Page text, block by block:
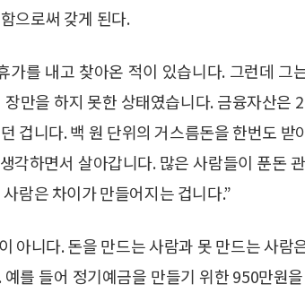
으로써 갖게 된다.
가를 내고 찾아온 적이 있습니다. 그런데
장만을 하지 못한 상태였습니다. 금융자산은
겁니다. 백 원 단위의 거스름돈을 한번도
각하면서 살아갑니다. 많은 사람들이 푼돈
람은 차이가 만들어지는 겁니다.”
아니다. 돈을 만드는 사람과 못 만드는 사람
예를 들어 정기예금을 만들기 위한 950만원